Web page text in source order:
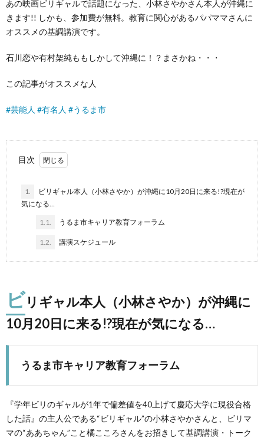
あの映画ビリギャルで話題になった、小林さやかさん本人が沖縄に
きます!! しかも、参加費が無料。教育に関心があるパパママさんに
オススメの基調講演です。
石川恋や有村架純ももしかして沖縄に！？まさかね・・・
この記事がオススメな人
#芸能人 #有名人 #うるま市
目次
1.
ビリギャル本人（小林さやか）が沖縄に10月20日に来る!?現在が
気になる…
1.1. うるま市キャリア教育フォーラム
1.2. 講演スケジュール
ビリギャル本人（小林さやか）が沖縄に
10月20日に来る!?現在が気になる…
うるま市キャリア教育フォーラム
『学年ビリのギャルが1年で偏差値を40上げて慶応大学に現役合格
した話』の主人公である“ビリギャル”の小林さやかさんと、ビリマ
マの“ああちゃん”こと橘こころさんをお招きして基調講演・トーク